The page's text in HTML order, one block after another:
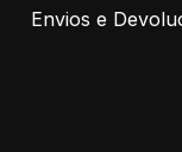
Envios e